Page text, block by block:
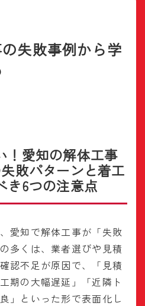
失敗事例から学
！愛知の解体工事
敗パターンと着工
き6つの注意点
愛知で解体工事が「失敗
多くは、業者選びや見積
認不足が原因で、「見積
期の大幅遅延」「近隣ト
」といった形で表面化し